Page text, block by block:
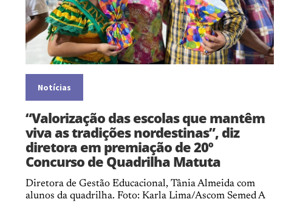
Notícias
“Valorização das escolas que mantêm
viva as tradições nordestinas”, diz
diretora em premiação de 20º
Concurso de Quadrilha Matuta
Diretora de Gestão Educacional, Tânia Almeida com
alunos da quadrilha. Foto: Karla Lima/Ascom Semed A